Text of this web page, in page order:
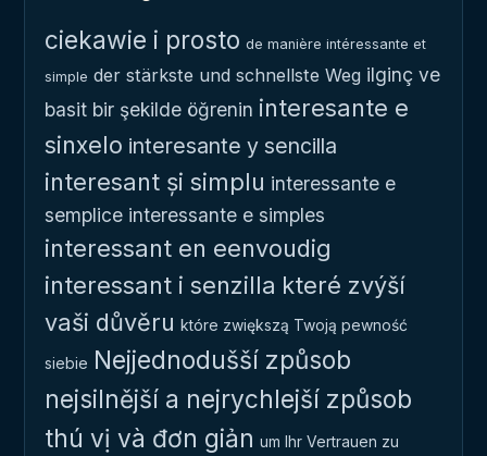
ciekawie i prosto de manière intéressante et
simple der stärkste und schnellste Weg ilginç ve
basit bir şekilde öğrenin interesante e
sinxelo interesante y sencilla
interesant și simplu interessante e
semplice interessante e simples
interessant en eenvoudig
interessant i senzilla které zvýší
vaši důvěru które zwiększą Twoją pewność
siebie Nejjednodušší způsob
nejsilnější a nejrychlejší způsob
thú vị và đơn giản um Ihr Vertrauen zu